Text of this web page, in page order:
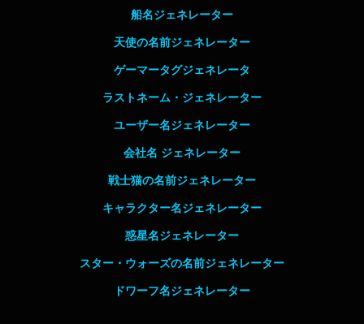
船名ジェネレーター
天使の名前ジェネレーター
ゲーマータグジェネレータ
ラストネーム・ジェネレーター
ユーザー名ジェネレーター
会社名 ジェネレーター
戦士猫の名前ジェネレーター
キャラクター名ジェネレーター
惑星名ジェネレーター
スター・ウォーズの名前ジェネレーター
ドワーフ名ジェネレーター